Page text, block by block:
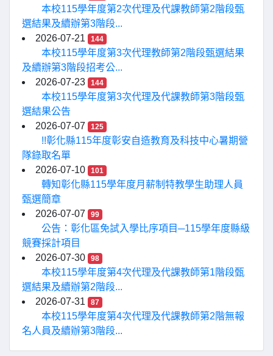
本校115學年度第2次代理及代課教師第2階段甄
選結果及續辦第3階段...
2026-07-21
144
本校115學年度第3次代理教師第2階段甄選結果
及續辦第3階段招考公...
2026-07-23
144
本校115學年度第3次代理及代課教師第3階段甄
選結果公告
2026-07-07
125
!!彰化縣115年度彰安自造教育及科技中心暑期營
隊錄取名單
2026-07-10
101
轉知彰化縣115學年度月薪制特教學生助理人員
甄選簡章
2026-07-07
99
公告：彰化區免試入學比序項目─115學年度縣級
競賽採計項目
2026-07-30
98
本校115學年度第4次代理及代課教師第1階段甄
選結果及續辦第2階段...
2026-07-31
87
本校115學年度第4次代理及代課教師第2階無報
名人員及續辦第3階段...